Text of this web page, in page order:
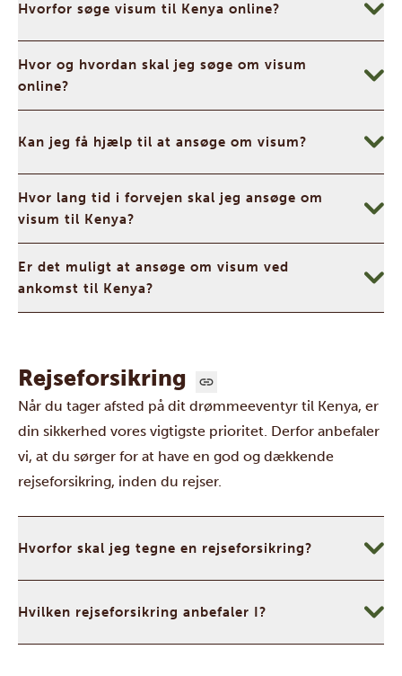
Hvorfor søge visum til Kenya online?
Hvor og hvordan skal jeg søge om visum
online?
Kan jeg få hjælp til at ansøge om visum?
Hvor lang tid i forvejen skal jeg ansøge om
visum til Kenya?
Er det muligt at ansøge om visum ved
ankomst til Kenya?
Rejseforsikring
Når du tager afsted på dit drømmeeventyr til Kenya, er
din sikkerhed vores vigtigste prioritet. Derfor anbefaler
vi, at du sørger for at have en god og dækkende
rejseforsikring, inden du rejser.
Hvorfor skal jeg tegne en rejseforsikring?
Hvilken rejseforsikring anbefaler I?